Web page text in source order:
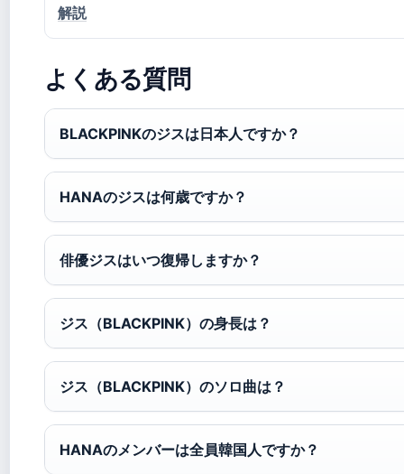
解説
よくある質問
BLACKPINKのジスは日本人ですか？
HANAのジスは何歳ですか？
俳優ジスはいつ復帰しますか？
ジス（BLACKPINK）の身長は？
ジス（BLACKPINK）のソロ曲は？
HANAのメンバーは全員韓国人ですか？